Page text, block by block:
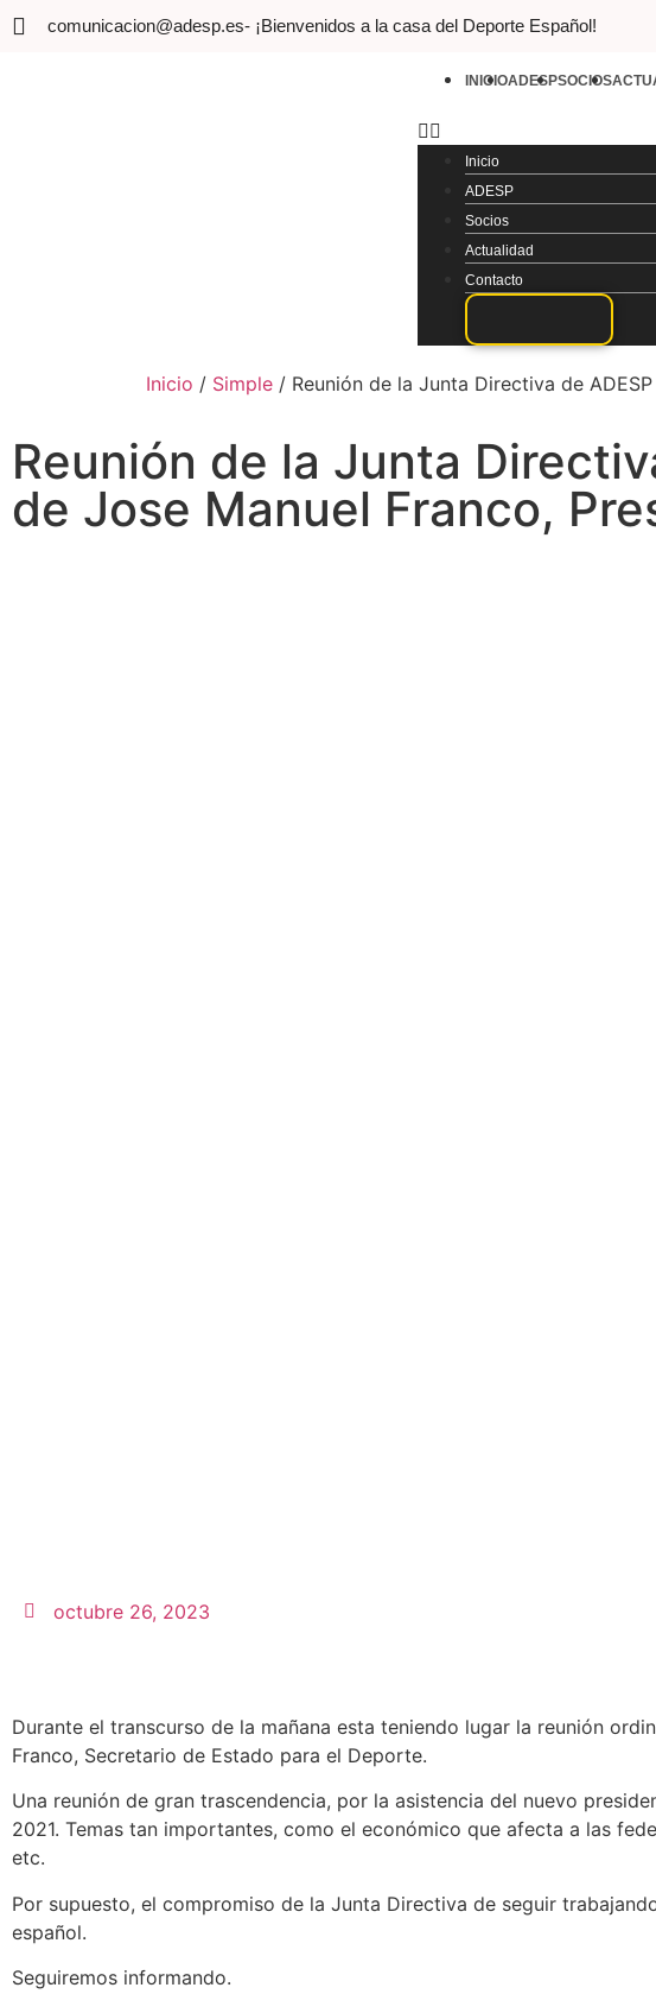
comunicacion@adesp.es- ¡Bienvenidos a la casa del Deporte Español!
INICIOADESPSOCIOS
Inicio
ADESP
Socios
Actualidad
Contacto
Inicio / Simple/ Reunión de la Junta Directiva de
Reunión de la Junta
de Jose Manuel Franco,
octubre 26, 2023
Durante el transcurso de la mañana esta teniendo lugar la reunión
Franco, Secretario de Estado para el Deporte.
Una reunión de gran trascendencia, por la asistencia del nuevo
2021. Temas tan importantes, como el económico que afecta a las
etc.
Por supuesto, el compromiso de la Junta Directiva de seguir
español.
Seguiremos informando.